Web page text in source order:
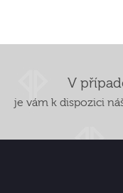
V
je vám k dispozici